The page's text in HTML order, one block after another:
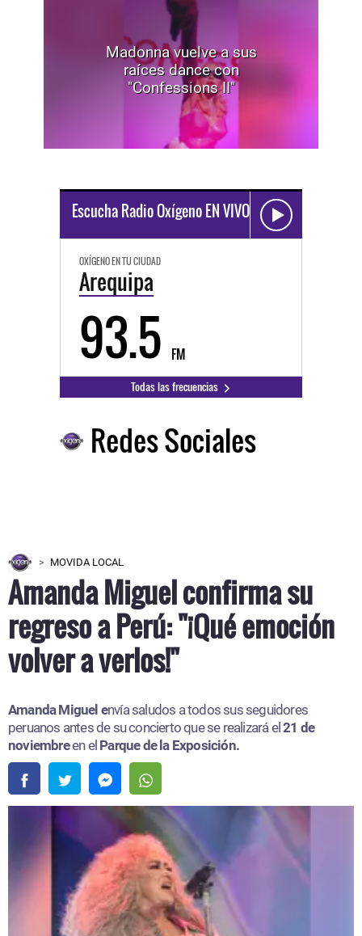
Madonna vuelve a sus
raíces dance con
"Confessions II"
Escucha Radio Oxígeno EN VIVO
OXÍGENO EN TU CIUDAD
Arequipa
93.5 FM
Todas las frecuencias
Redes Sociales
MOVIDA LOCAL
Amanda Miguel confirma su
regreso a Perú: "¡Qué emoción
volver a verlos!"
Amanda Miguel envía saludos a todos sus seguidores
peruanos antes de su concierto que se realizará el21 de
noviembreen el Parque de la Exposición.